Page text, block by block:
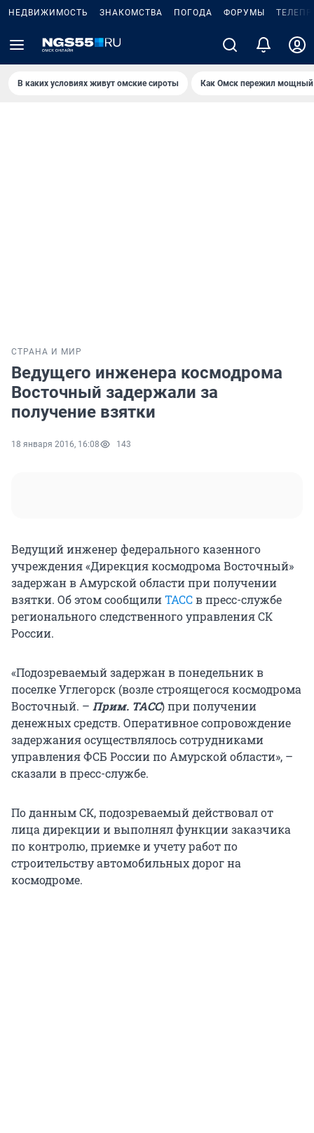
НЕДВИЖИМОСТЬ ЗНАКОМСТВА ПОГОДА ФОРУМЫ
В каких условиях живут омские сироты Как Омск пережил мощный
СТРАНА И МИР
Ведущего инженера космодрома
Восточный задержали за
получение взятки
18 января 2016, 16:08 143
Ведущий инженер федерального казенного
учреждения «Дирекция космодрома Восточный»
задержан в Амурской области при получении
взятки. Об этом сообщилиТАССв пресс-службе
регионального cледственного управления СК
России.
«Подозреваемый задержан в понедельник в
поселке Углегорск (возле строящегося космодрома
Восточный. – Прим. ТАСС) при получении
денежных средств. Оперативное сопровождение
задержания осуществлялось сотрудниками
управления ФСБ России по Амурской области», –
сказали в пресс-службе.
По данным СК, подозреваемый действовал от
лица дирекции и выполнял функции заказчика
по контролю, приемке и учету работ по
строительству автомобильных дорог на
космодроме.